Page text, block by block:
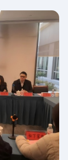
主持，唐
理事、理
报告，协
会长、常
发了协会
会专委…